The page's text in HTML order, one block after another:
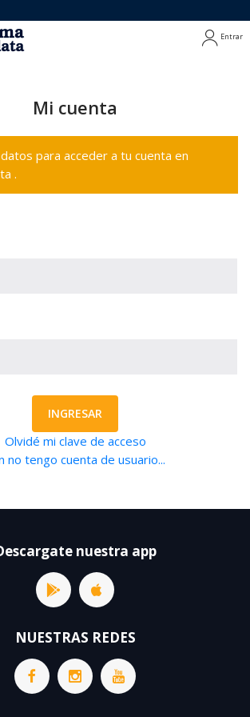
Entrar
Mi cuenta
para acceder a tu cuenta en
.
INGRESAR
Olvidé mi clave de acceso
no tengo cuenta de usuario...
nuestra app
NUESTRAS REDES